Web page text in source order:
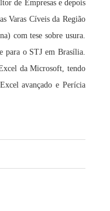
de Empresas e depois
Varas Cíveis da Região
com tese sobre usura.
para o STJ em Brasília.
da Microsoft, tendo
avançado e Perícia